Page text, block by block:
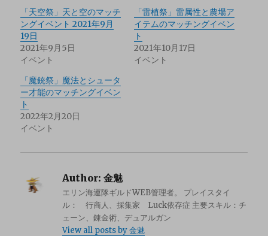
「天空祭」天と空のマッチ
ングイベント 2021年9月
19日
2021年9月5日
イベント
「雷植祭」雷属性と農場ア
イテムのマッチングイベン
ト
2021年10月17日
イベント
「魔銃祭」魔法とシュータ
ー才能のマッチングイベン
ト
2022年2月20日
イベント
Author: 金魅
エリン海運隊ギルドWEB管理者。 プレイスタイ
ル： 行商人、採集家 Luck依存症 主要スキル：チ
ェーン、錬金術、デュアルガン
View all posts by 金魅